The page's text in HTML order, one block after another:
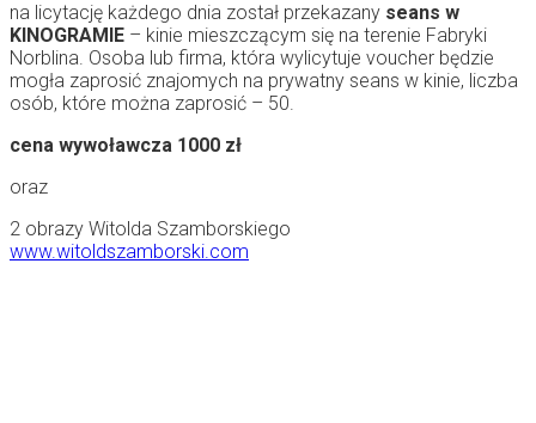
na licytację każdego dnia został przekazany seans w
KINOGRAMIE – kinie mieszczącym się na terenie Fabryki
Norblina. Osoba lub firma, która wylicytuje voucher będzie
mogła zaprosić znajomych na prywatny seans w kinie, liczba
osób, które można zaprosić – 50.
cena wywoławcza 1000 zł
oraz
2 obrazy Witolda Szamborskiego
www.witoldszamborski.com